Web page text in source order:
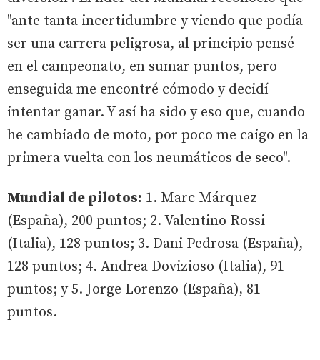
"ante tanta incertidumbre y viendo que podía
ser una carrera peligrosa, al principio pensé
en el campeonato, en sumar puntos, pero
enseguida me encontré cómodo y decidí
intentar ganar. Y así ha sido y eso que, cuando
he cambiado de moto, por poco me caigo en la
primera vuelta con los neumáticos de seco".
Mundial de pilotos: 1. Marc Márquez
(España), 200 puntos; 2. Valentino Rossi
(Italia), 128 puntos; 3. Dani Pedrosa (España),
128 puntos; 4. Andrea Dovizioso (Italia), 91
puntos; y 5. Jorge Lorenzo (España), 81
puntos.